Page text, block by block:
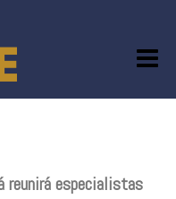
reunirá especialistas